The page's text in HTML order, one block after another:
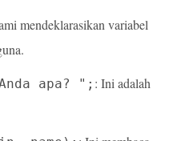
mendeklarasikan variabel
apa? "; : Ini adalah